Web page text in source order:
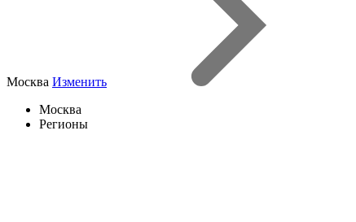
Москва Изменить
Москва
Регионы